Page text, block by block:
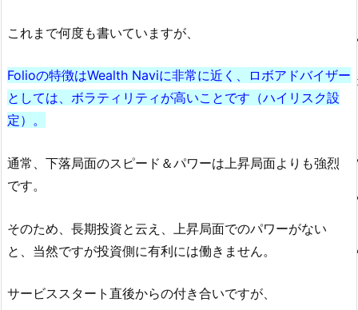
これまで何度も書いていますが、
Folioの特徴はWealth Naviに非常に近く、ロボアドバイザー
としては、ボラティリティが高いことです（ハイリスク設
定）。
通常、下落局面のスピード＆パワーは上昇局面よりも強烈
です。
そのため、長期投資と云え、上昇局面でのパワーがない
と、当然ですが投資側に有利には働きません。
サービススタート直後からの付き合いですが、